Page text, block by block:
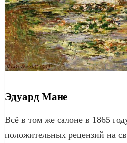
Эдуард Мане
Всё в том же салоне в 1865
положительных рецензий на